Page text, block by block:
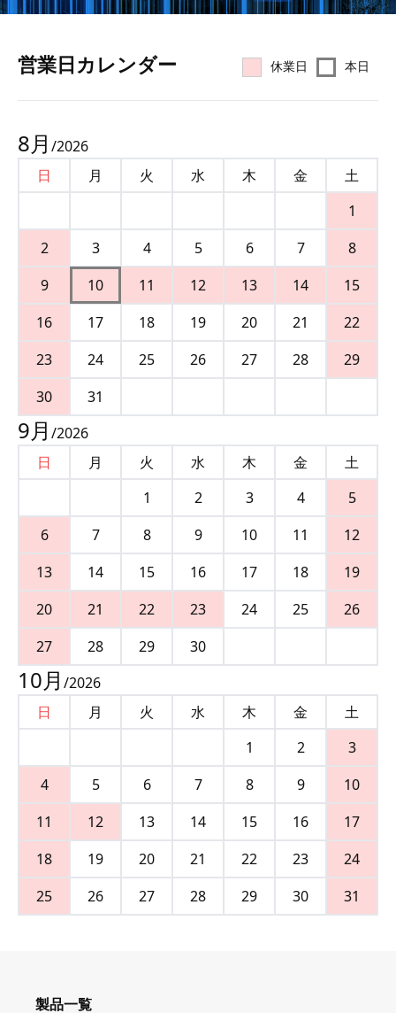
営業⽇カレンダー 休業日 本日
8月 /2026
日
月 火 水 木 金
土
1
2
3 4 5 6 7
8
9
10 11 12 13 14
15
16
17 18 19 20 21
22
23
24 25 26 27 28
29
30
31
9月 /2026
日
月 火 水 木 金
土
1
2 3 4
5
6
7 8 9 10 11
12
13
14 15 16 17 18
19
20
21 22 23 24 25
26
27
28 29 30
10月 /2026
日
月 火 水 木 金
土
1
2
3
4
5 6 7 8 9
10
11
12 13 14 15 16
17
18
19 20 21 22 23
24
25
26 27 28 29 30 31
製品一覧